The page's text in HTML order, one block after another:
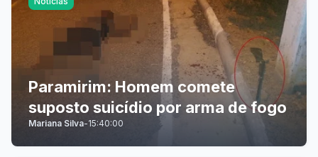
Paramirim: Homem comete
suposto suicídio por arma de fogo
Mariana Silva-15:40:00